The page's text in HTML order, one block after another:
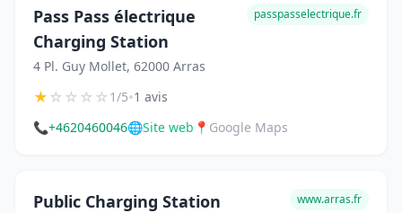
Pass Pass électrique
Charging Station
4 Pl. Guy Mollet, 62000 Arras
passpasselectrique.fr
★☆☆☆☆1/5•1 avis
📞+4620460046🌐Site web 📍 Google Maps
Public Charging Station www.arras.fr